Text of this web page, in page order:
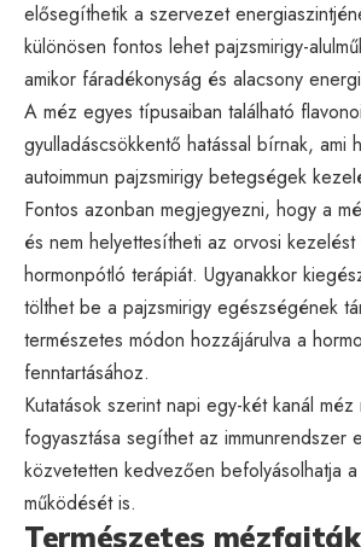
elősegíthetik a szervezet
különösen fontos lehet pajzsmirigy-
amikor fáradékonyság és alacsony
A méz egyes típusaiban található
gyulladáscsökkentő hatással bírnak, ami
autoimmun pajzsmirigy betegségek
Fontos azonban megjegyezni, hogy a
és nem helyettesítheti az orvosi kezelést
hormonpótló terápiát. Ugyanakkor
tölthet be a pajzsmirigy egészségének
természetes módon hozzájárulva a
fenntartásához.
Kutatások szerint napi egy-két kanál
fogyasztása segíthet az immunrendszer
közvetetten kedvezően befolyásolhatja
működését is.
Természetes